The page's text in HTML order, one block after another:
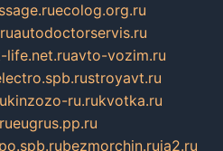
ecolog.org.ru
autodoctorservis.ru
life.net.ruavto-vozim.ru
stroyavt.ru
kinzozo-ru.rukvotka.ru
eugrus.pp.ru
bezmorchin.ruia2.ru